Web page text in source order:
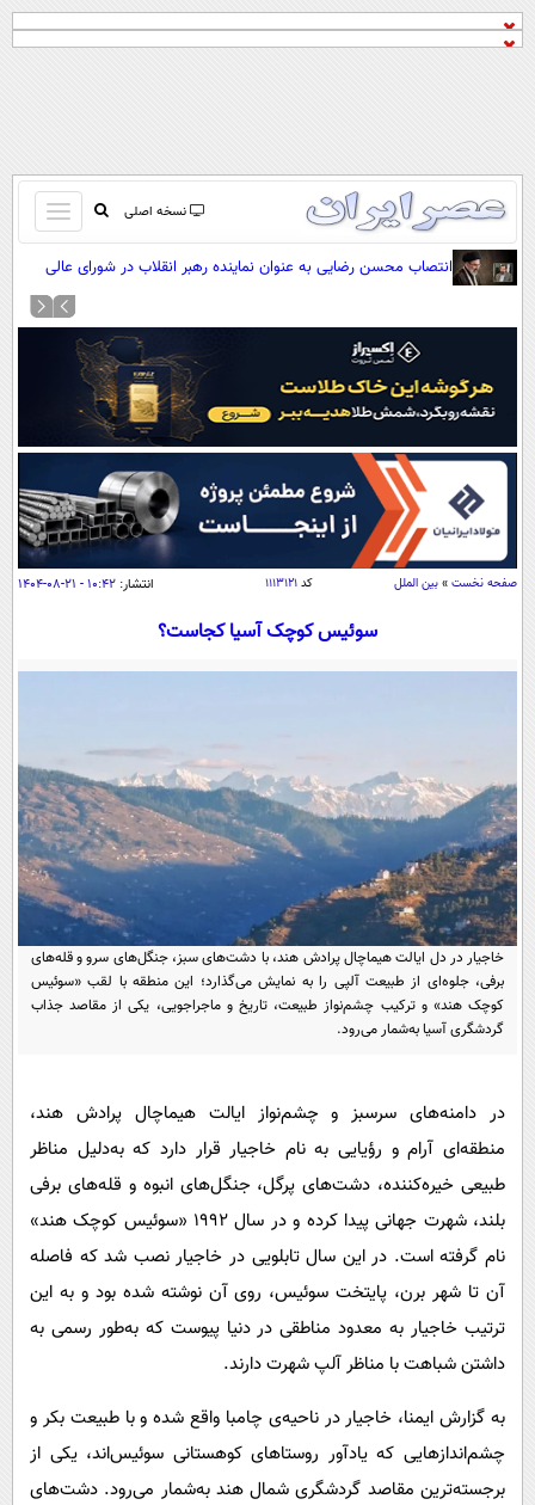
نسخه اصلی
باز
و
بسته
کردن
صفحه اول
آرشیو
نظرسنجی
آب و هوا
اوقات شرعی
پیوند ها
سواد زندگی
اقتصاد
اقتصادی
خودرو
جامعه
یک برش دانایی
محیط زیست
ورزشی
علم و دانش
فناوری و It
اخبار کریپتو
قرآن
گوناگون
سرگرمی
باشگاه مغز
مجله تصویری سلاح
فیلم
اقتصاد
ورزش
فناوری
حوادث
محیط زیست
سلامت
اجتماعی
حیات وحش
عصر ایران 2
خواندنی ها و دیدنی ها
روانشناسی
آموزش زبان
انتصاب محسن رضایی به عنوان نماینده رهبر انقلاب در شورای عالی
صفحه نخست » بین الملل کد۱۱۱۳۱۲۱ انتشار: ۱۰:۴۲ - ۲۱-۰۸-۱۴۰۴
سوئیس کوچک آسیا کجاست؟
خاجیار در دل ایالت هیماچال پرادش هند، با دشت‌های سبز، جنگل‌های سرو و قله‌های
برفی، جلوه‌ای از طبیعت آلپی را به نمایش می‌گذارد؛ این منطقه با لقب «سوئیس
کوچک هند» و ترکیب چشم‌نواز طبیعت، تاریخ و ماجراجویی، یکی از مقاصد جذاب
گردشگری آسیا به‌شمار می‌رود.
در دامنه‌های سرسبز و چشم‌نواز ایالت هیماچال پرادش هند،
منطقه‌ای آرام و رؤیایی به نام خاجیار قرار دارد که به‌دلیل مناظر
طبیعی خیره‌کننده‌، دشت‌های پرگل، جنگل‌های انبوه و قله‌های برفی
بلند، شهرت جهانی پیدا کرده و در سال ۱۹۹۲ «سوئیس کوچک هند»
نام گرفته است. در این سال تابلویی در خاجیار نصب شد که فاصله
آن تا شهر برن، پایتخت سوئیس، روی آن نوشته شده بود و به این
ترتیب خاجیار به معدود مناطقی در دنیا پیوست که به‌طور رسمی به
داشتن شباهت با مناظر آلپ شهرت دارند.
به گزارش ایمنا، خاجیار در ناحیه‌ی چامبا واقع شده و با طبیعت بکر و
چشم‌اندازهایی که یادآور روستاهای کوهستانی سوئیس‌اند، یکی از
برجسته‌ترین مقاصد گردشگری شمال هند به‌شمار می‌رود. دشت‌های